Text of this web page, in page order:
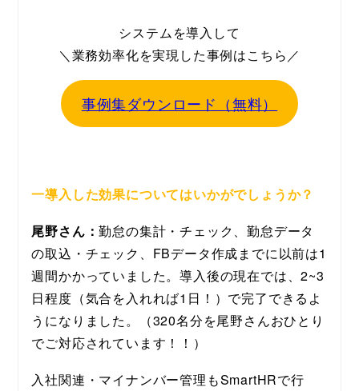
システムを導入して
＼業務効率化を実現した事例はこちら／
事例集ダウンロード（無料）
一導入した効果についてはいかがでしょうか？
尾野さん：勤怠の集計・チェック、勤怠データ
の取込・チェック、FBデータ作成までに以前は1
週間かかっていました。導入後の現在では、2~3
日程度（気合を入れれば1日！）で完了できるよ
うになりました。（320名分を尾野さんおひとり
でご対応されています！！）
入社関連・マイナンバー管理もSmartHRで行